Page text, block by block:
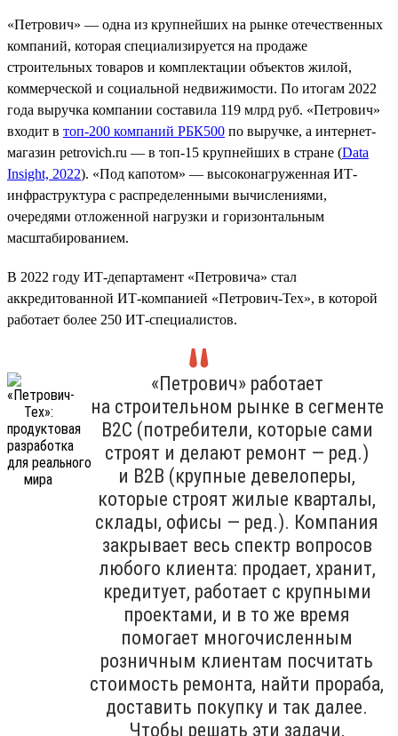
«Петрович» — одна из крупнейших на рынке отечественных
компаний, которая специализируется на продаже
строительных товаров и комплектации объектов жилой,
коммерческой и социальной недвижимости. По итогам 2022
года выручка компании составила 119 млрд руб. «Петрович»
входит в топ-200 компаний РБК500 по выручке, а интернет-
магазин petrovich.ru — в топ-15 крупнейших в стране (Data
Insight, 2022). «Под капотом» — высоконагруженная ИТ-
инфраструктура с распределенными вычислениями,
очередями отложенной нагрузки и горизонтальным
масштабированием.
В 2022 году ИТ-департамент «Петровича» стал
аккредитованной ИТ-компанией «Петрович-Тех», в которой
работает более 250 ИТ-специалистов.
«Петрович» работает
на строительном рынке в сегменте
B2C (потребители, которые сами
строят и делают ремонт — ред.)
и B2B (крупные девелоперы,
которые строят жилые кварталы,
склады, офисы — ред.). Компания
закрывает весь спектр вопросов
любого клиента: продает, хранит,
кредитует, работает с крупными
проектами, и в то же время
помогает многочисленным
розничным клиентам посчитать
стоимость ремонта, найти прораба,
доставить покупку и так далее.
Чтобы решать эти задачи,